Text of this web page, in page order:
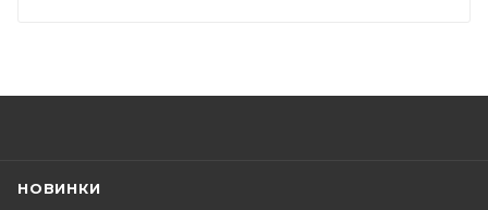
НОВИНКИ